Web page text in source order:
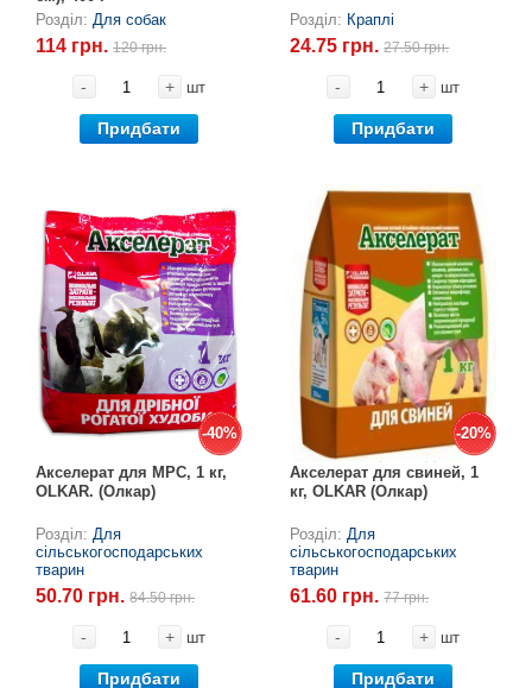
Розділ:Для собак
114 грн.120 грн.
- + шт
Придбати
Розділ: Краплі
24.75 грн.27.50 грн.
- + шт
Придбати
-40%
-40%
Акселерат для МРС, 1 кг,
OLKAR. (Олкар)
Розділ:Для
сільськогосподарських
тварин
50.70 грн.84.50 грн.
- + шт
Придбати
-20%
-20%
Акселерат для свиней, 1
кг, OLKAR (Олкар)
Розділ:Для
сільськогосподарських
тварин
61.60 грн.77 грн.
- + шт
Придбати